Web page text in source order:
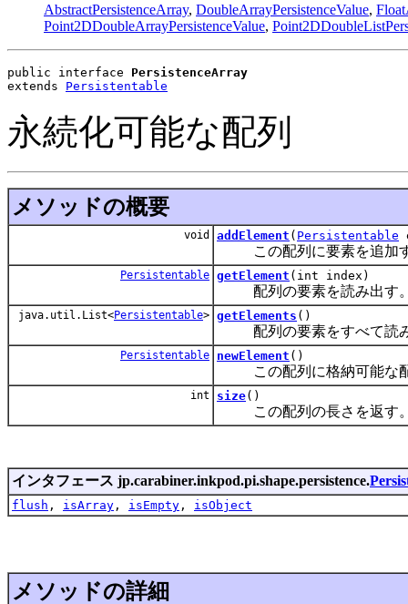
AbstractPersistenceArray, DoubleArrayPersistenceValue,
Point2DDoubleArrayPersistenceValue,
public interface PersistenceArray
extends Persistentable
永続化可能な配列
メソッドの概要
void addElement ( Persistentable
この配列に要素を追加
Persistentable getElement (int index)
配列の要素を読み出す
java.util.List<Persistentable> getElements ()
配列の要素をすべて読
Persistentable newElement ()
この配列に格納可能な配
int size()
この配列の長さを返す
インタフェース jp.carabiner.inkpod.pi.shape.persistence.
flush , isArray , isEmpty , isObject
メソッドの詳細